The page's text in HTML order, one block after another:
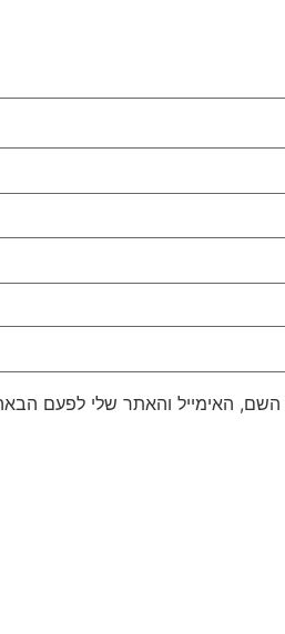
האימייל והאתר שלי לפעם